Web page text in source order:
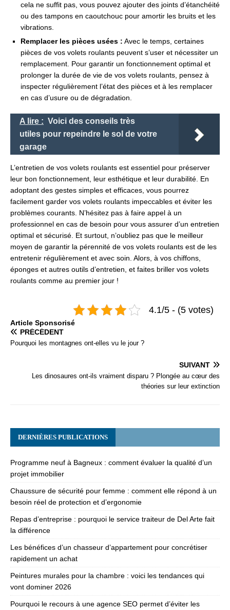
cela ne suffit pas, vous pouvez ajouter des joints d’étanchéité
ou des tampons en caoutchouc pour amortir les bruits et les
vibrations.
Remplacer les pièces usées : Avec le temps, certaines
pièces de vos volets roulants peuvent s’user et nécessiter un
remplacement. Pour garantir un fonctionnement optimal et
prolonger la durée de vie de vos volets roulants, pensez à
inspecter régulièrement l’état des pièces et à les remplacer
en cas d’usure ou de dégradation.
A lire : Voici des conseils très
utiles pour repeindre le sol de votre
garage
L’entretien de vos volets roulants est essentiel pour préserver
leur bon fonctionnement, leur esthétique et leur durabilité. En
adoptant des gestes simples et efficaces, vous pourrez
facilement garder vos volets roulants impeccables et éviter les
problèmes courants. N’hésitez pas à faire appel à un
professionnel en cas de besoin pour vous assurer d’un entretien
optimal et sécurisé. Et surtout, n’oubliez pas que le meilleur
moyen de garantir la pérennité de vos volets roulants est de les
entretenir régulièrement et avec soin. Alors, à vos chiffons,
éponges et autres outils d’entretien, et faites briller vos volets
roulants comme au premier jour !
4.1/5 - (5 votes)
Articlе Spоnsоrisé
PRÉCÉDENT
Pourquoi les montagnes ont-elles vu le jour ?
SUIVANT
Les dinosaures ont-ils vraiment disparu ? Plongée au cœur des
théories sur leur extinction
DERNIÈRES PUBLICATIONS
Programme neuf à Bagneux : comment évaluer la qualité d’un
projet immobilier
Chaussure de sécurité pour femme : comment elle répond à un
besoin réel de protection et d’ergonomie
Repas d’entreprise : pourquoi le service traiteur de Del Arte fait
la différence
Les bénéfices d’un chasseur d’appartement pour concrétiser
rapidement un achat
Peintures murales pour la chambre : voici les tendances qui
vont dominer 2026
Pourquoi le recours à une agence SEO permet d’éviter les